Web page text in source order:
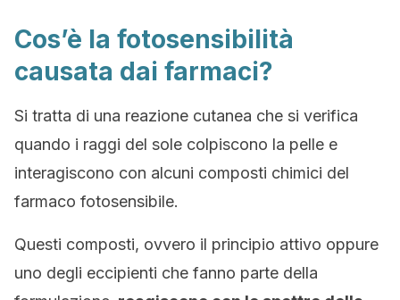
Cos’è la fotosensibilità
causata dai farmaci?
Si tratta di una reazione cutanea che si verifica
quando i raggi del sole colpiscono la pelle e
interagiscono con alcuni composti chimici del
farmaco fotosensibile.
Questi composti, ovvero il principio attivo oppure
uno degli eccipienti che fanno parte della